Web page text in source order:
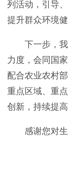
列活动，引导
提升群众环境健
下一步，我
力度，会同国
配合农业农村
重点区域、重
创新，持续提
感谢您对生